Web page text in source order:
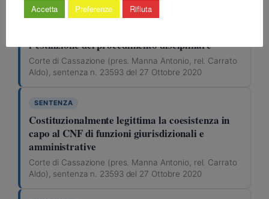
SENTENZA
l’estinzione del procedimento disciplinare
Corte di Cassazione (pres. Manna Antonio, rel. Carrato
Aldo), sentenza n. 23593 del 27 Ottobre 2020
SENTENZA
Costituzionalmente legittima la coesistenza in
capo al CNF di funzioni giurisdizionali e
amministrative
Corte di Cassazione (pres. Manna Antonio, rel. Carrato
Aldo), sentenza n. 23593 del 27 Ottobre 2020
Accetta Preferenze Rifiuta